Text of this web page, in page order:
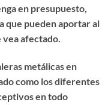
en presupuesto,
que pueden aportar al
vea afectado.
metálicas en
como los diferentes
en todo